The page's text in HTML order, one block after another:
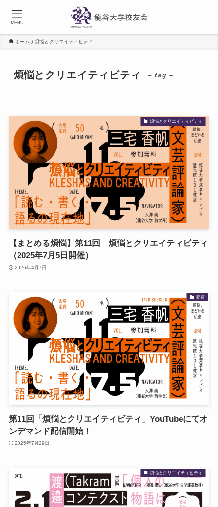
MENU
ホーム 煩悩とクリエイティビティ
煩悩とクリエイティビティ – tag –
煩悩とクリエイティビティ
【まとめる煩悩】第11回 煩悩とクリエイティビティ
（2025年7月5日開催）
2026年4月7日
新着
第11回「煩悩とクリエイティビティ」YouTubeにてオ
ンデマンド配信開始！
2025年7月29日
煩悩とクリエイティビティ